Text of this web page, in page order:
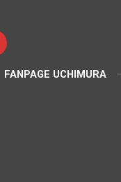
FANPAGE UCHIMURA